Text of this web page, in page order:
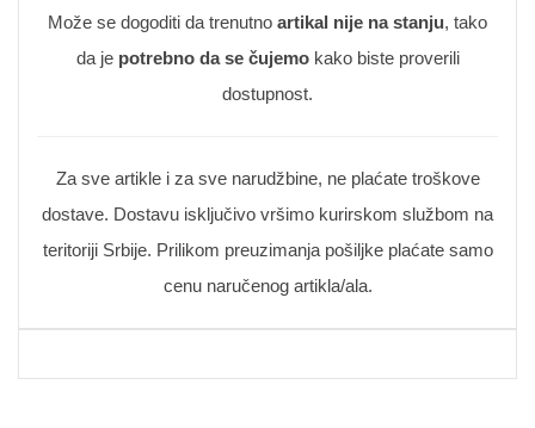
Može se dogoditi da trenutno artikal nije na stanju, tako
da je potrebno da se čujemokako biste proverili
dostupnost.
Za sve artikle i za sve narudžbine, ne plaćate troškove
dostave. Dostavu isključivo vršimo kurirskom službom na
teritoriji Srbije. Prilikom preuzimanja pošiljke plaćate samo
cenu naručenog artikla/ala.